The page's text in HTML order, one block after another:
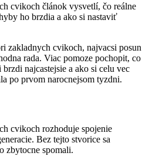
cvikoch článok vysvetlí, čo reálne
ho brzdia a ako si nastaviť
zakladnych cvikoch, najvacsi posun
rada. Viac pomoze pochopit, co
najcastejsie a ako si celu vec
po prvom narocnejsom tyzdni.
cvikoch rozhoduje spojenie
Bez tejto stvorice sa
zbytocne spomali.